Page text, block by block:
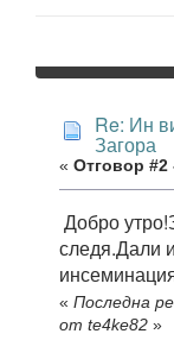
Re: Ин
Загора
« Отговор #2
Добро
следя.Дали
« Последна
от te4ke82 »